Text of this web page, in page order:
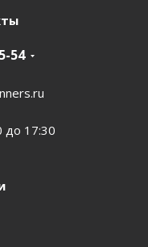
54
до 17:30